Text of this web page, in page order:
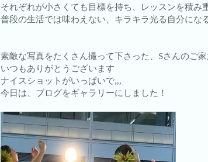
それぞれが小さくても目標を持ち、レッスンを積み
普段の生活では味わえない、キラキラ光る自分にな
素敵な写真をたくさん撮って下さった、Sさんのご家
いつもありがとうございます
ナイスショットがいっぱいで,,,
今日は、ブログをギャラリーにしました！